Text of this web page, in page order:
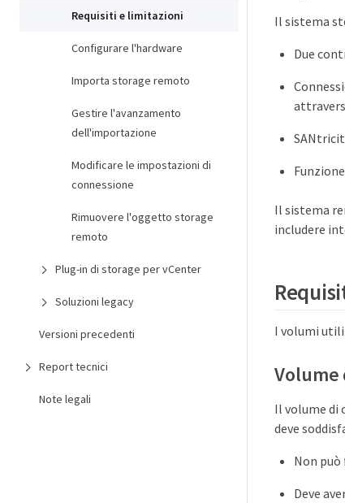
Requisiti e limitazioni
Configurare l'hardware
Importa storage remoto
Gestire l'avanzamento
dell'importazione
Modificare le impostazioni di
connessione
Rimuovere l'oggetto storage
remoto
Plug-in di storage per vCenter
Soluzioni legacy
Versioni precedenti
Report tecnici
Note legali
Il sistema
Due
Il sistema
includere
I volumi
Volume
Il volume di
deve
Non
Deve